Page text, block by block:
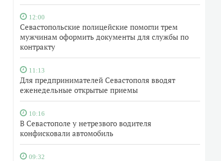
12:00
Севастопольские полицейские помогли трем
мужчинам оформить документы для службы по
контракту
11:13
Для предпринимателей Севастополя вводят
еженедельные открытые приемы
10:16
В Севастополе у нетрезвого водителя
конфисковали автомобиль
09:32